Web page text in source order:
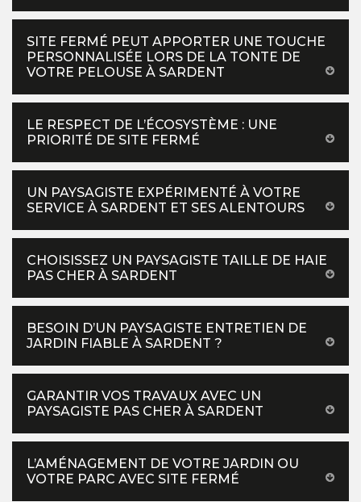
SITE FERMÉ PEUT APPORTER UNE TOUCHE
PERSONNALISÉE LORS DE LA TONTE DE
VOTRE PELOUSE À SARDENT
LE RESPECT DE L’ÉCOSYSTÈME : UNE
PRIORITÉ DE SITE FERMÉ
UN PAYSAGISTE EXPÉRIMENTÉ À VOTRE
SERVICE À SARDENT ET SES ALENTOURS
CHOISISSEZ UN PAYSAGISTE TAILLE DE HAIE
PAS CHER À SARDENT
BESOIN D’UN PAYSAGISTE ENTRETIEN DE
JARDIN FIABLE À SARDENT ?
GARANTIR VOS TRAVAUX AVEC UN
PAYSAGISTE PAS CHER À SARDENT
L’AMÉNAGEMENT DE VOTRE JARDIN OU
VOTRE PARC AVEC SITE FERMÉ